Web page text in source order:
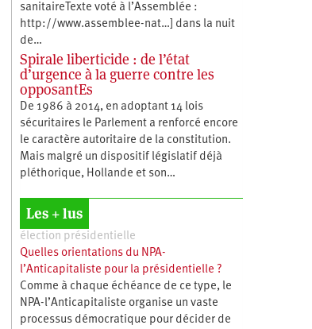
sanitaireTexte voté à l’Assemblée :
http://www.assemblee-nat…] dans la nuit
de…
Spirale liberticide : de l’état
d’urgence à la guerre contre les
opposantEs
De 1986 à 2014, en adoptant 14 lois
sécuritaires le Parlement a renforcé encore
le caractère autoritaire de la constitution.
Mais malgré un dispositif législatif déjà
pléthorique, Hollande et son…
Les + lus
élection présidentielle
Quelles orientations du NPA-
l’Anticapitaliste pour la présidentielle ?
Comme à chaque échéance de ce type, le
NPA-l’Anticapitaliste organise un vaste
processus démocratique pour décider de